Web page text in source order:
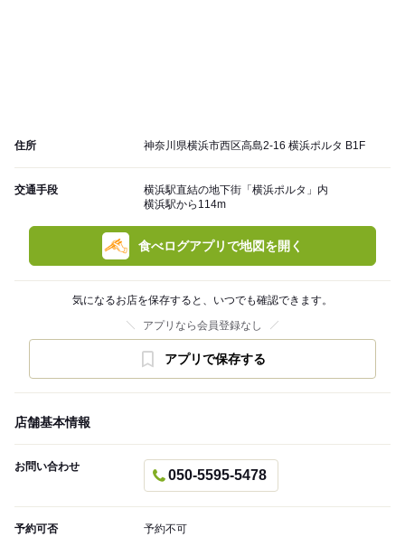
住所 神奈川県横浜市西区高島2-16 横浜ポルタ B1F
交通手段
横浜駅直結の地下街「横浜ポルタ」内
横浜駅から114m
食べログアプリで地図を開く
気になるお店を保存すると、いつでも確認できます。
アプリなら会員登録なし
アプリで保存する
店舗基本情報
お問い合わせ
050-5595-5478
予約可否 予約不可